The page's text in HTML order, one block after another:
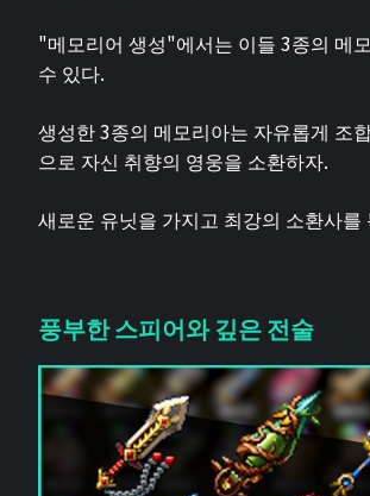
"메모리어 생성"에서는 이들 3종의 메
수 있다.
생성한 3종의 메모리아는 자유롭게 조합
으로 자신 취향의 영웅을 소환하자.
새로운 유닛을 가지고 최강의 소환사를
풍부한 스피어와 깊은 전술